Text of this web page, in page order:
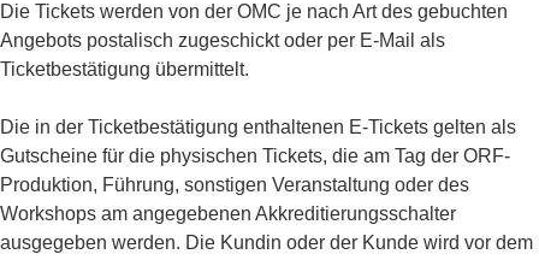
Die Tickets werden von der OMC je nach Art des gebuchten
Angebots postalisch zugeschickt oder per E-Mail als
Ticketbestätigung übermittelt.
Die in der Ticketbestätigung enthaltenen E-Tickets gelten als
Gutscheine für die physischen Tickets, die am Tag der ORF-
Produktion, Führung, sonstigen Veranstaltung oder des
Workshops am angegebenen Akkreditierungsschalter
ausgegeben werden. Die Kundin oder der Kunde wird vor dem